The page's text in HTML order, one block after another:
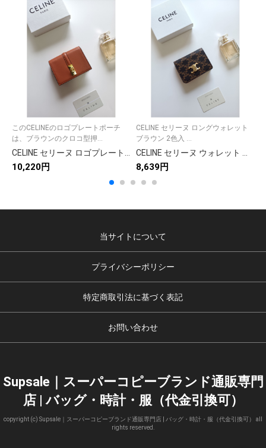
このCELINEのロゴプレートポーチ
は、ブラウンのクロコ型押...
10,220円
CELINE セリーヌ ロングウォレット
ブラウン 2色入 ...
8,639円
当サイトについて
プライバシーポリシー
特定商取引法に基づく表記
お問い合わせ
Supsale｜スーパーコピーブランド通販専門
店 | バッグ・時計・服（代金引換可）
copyright (c) Supsale｜スーパーコピーブランド通販専門店 | バッグ・時計・服（代金引換可） all
rights reserved.